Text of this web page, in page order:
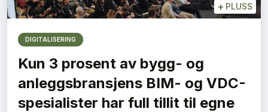
+ PLUSS
DIGITALISERING
Kun 3 prosent av bygg- og
anleggsbransjens BIM- og VDC-
spesialister har full tillit til egne